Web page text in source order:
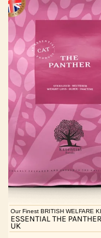
Our Finest BRITISH WELFARE
ESSENTIAL THE
UK